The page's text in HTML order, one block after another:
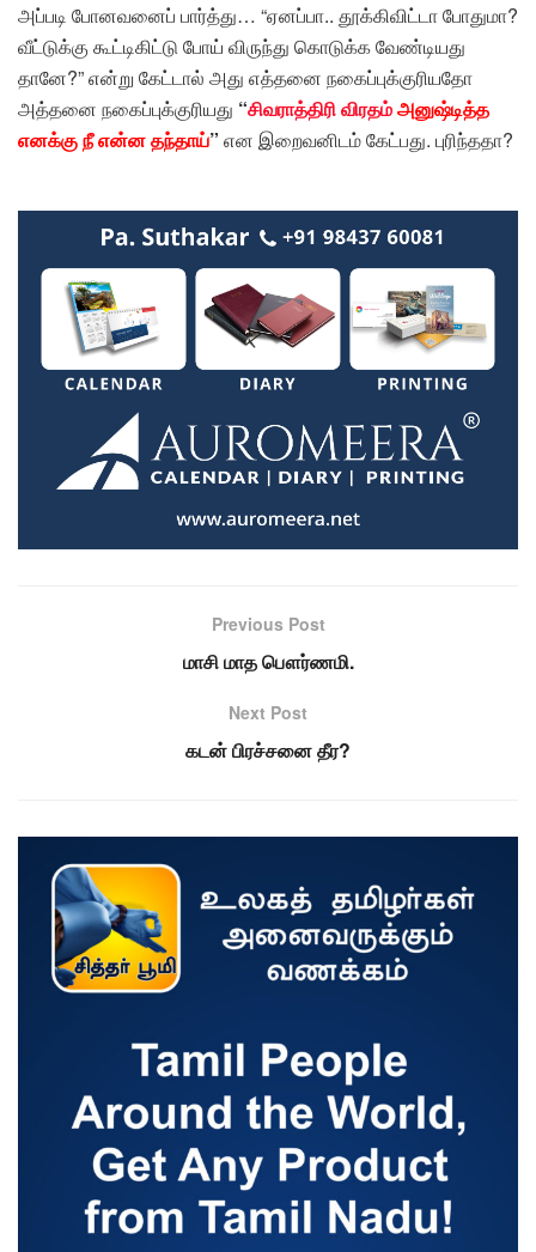
அப்படி போனவனைப் பார்த்து… “ஏனப்பா.. தூக்கிவிட்டா போதுமா?
வீட்டுக்கு கூட்டிகிட்டு போய் விருந்து கொடுக்க வேண்டியது
தானே?” என்று கேட்டால் அது எத்தனை நகைப்புக்குரியதோ
அத்தனை நகைப்புக்குரியது “சிவராத்திரி விரதம்அனுஷ்டித்த
எனக்கு நீ என்ன தந்தாய்” என இறைவனிடம் கேட்பது. புரிந்ததா?
Previous Post
மாசி மாத பௌர்ணமி.
Next Post
கடன் பிரச்சனை தீர?